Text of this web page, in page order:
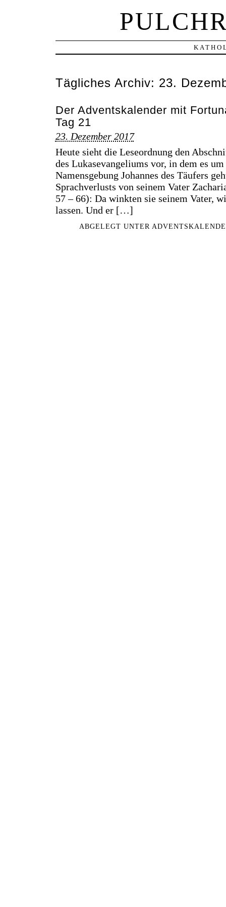
Tägliches Archiv: 23.
Der Adventskalender mit
Tag 21
23. Dezember 2017
Heute sieht die Leseordnung den
des Lukasevangeliums vor, in dem es
Namensgebung Johannes des Täufers
Sprachverlusts von seinem Vater
57 – 66): Da winkten sie seinem Vater,
lassen. Und er […]
ABGELEGT UNTER